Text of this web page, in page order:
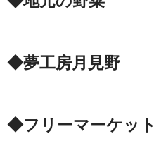
◆夢工房月見野
◆フリーマーケット